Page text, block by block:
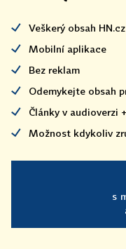
Veškerý obsah HN.cz
Mobilní aplikace
Bez reklam
Odemykejte obsah
Články v audioverzi
Možnost kdykoliv
s